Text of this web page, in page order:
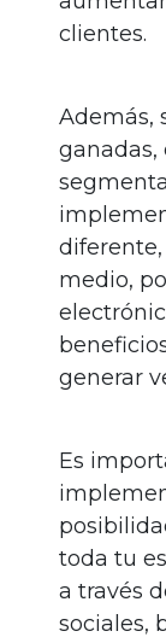
clientes.
Además,
ganadas,
medio,
generar
Es
toda tu
a través
sociales,